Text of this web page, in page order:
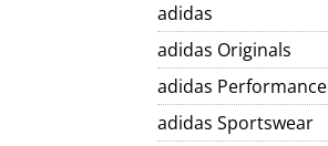
adidas
adidas Originals
adidas Performance
adidas Sportswear